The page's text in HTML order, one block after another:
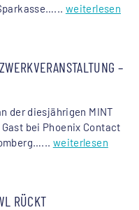
weiterlesen
–
der diesjährigen MINT
bei Phoenix Contact
weiterlesen
RÜCKT